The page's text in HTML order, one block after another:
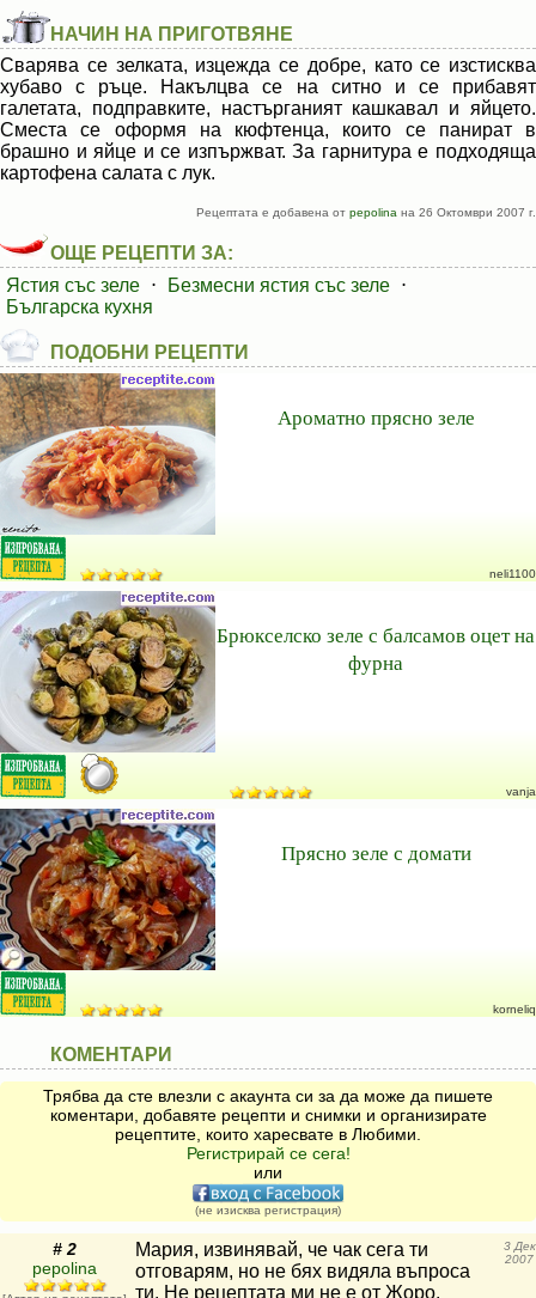
НАЧИН НА ПРИГОТВЯНЕ
Сварява се зелката, изцежда се добре, като се изстисква
хубаво с ръце. Накълцва се на ситно и се прибавят
галетата, подправките, настърганият кашкавал и яйцето.
Сместа се оформя на кюфтенца, които се панират в
брашно и яйце и се изпържват. За гарнитура е подходяща
картофена салата с лук.
Рецептата е добавена от pepolina на 26 Октомври 2007 г.
ОЩЕ РЕЦЕПТИ ЗА:
Ястия със зеле ⋅ Безмесни ястия със зеле ⋅
Българска кухня
ПОДОБНИ РЕЦЕПТИ
Ароматно прясно зеле
neli1100
Брюкселско зеле с балсамов оцет на
фурна
vanja
Прясно зеле с домати
korneliq
КОМЕНТАРИ
Трябва да сте влезли с акаунта си за да може да пишете
коментари, добавяте рецепти и снимки и организирате
рецептите, които харесвате в Любими.
Регистрирай се сега!
или
(не изисква регистрация)
# 2
pepolina
Мария, извинявай, че чак сега ти
отговарям, но не бях видяла въпроса
ти. Не рецептата ми не е от Жоро.
3 Дек
2007